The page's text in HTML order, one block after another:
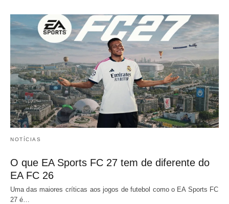
NOTÍCIAS
O que EA Sports FC 27 tem de diferente do
EA FC 26
Uma das maiores críticas aos jogos de futebol como o EA Sports FC
27 é…